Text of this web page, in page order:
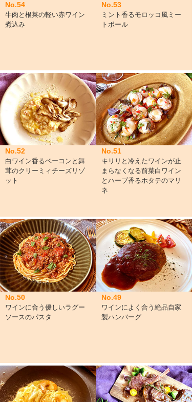
No.54
牛肉と根菜の軽い赤ワイン
煮込み
No.53
ミント香るモロッコ風ミー
トボール
No.52
白ワイン香るベーコンと舞
茸のクリーミィチーズリゾ
ット
No.51
キリリと冷えたワインが止
まらなくなる前菜白ワイン
とハーブ香るホタテのマリ
ネ
No.50
ワインに合う優しいラグー
ソースのパスタ
No.49
ワインによく合う絶品自家
製ハンバーグ